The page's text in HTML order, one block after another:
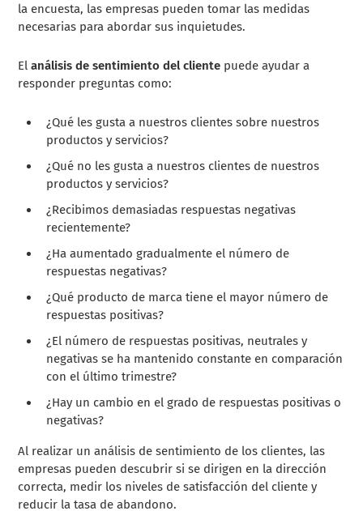
la encuesta, las empresas pueden tomar las medidas
necesarias para abordar sus inquietudes.
Elanálisis de sentimiento del cliente puede ayudar a
responder preguntas como:
¿Qué les gusta a nuestros clientes sobre nuestros
productos y servicios?
¿Qué no les gusta a nuestros clientes de nuestros
productos y servicios?
¿Recibimos demasiadas respuestas negativas
recientemente?
¿Ha aumentado gradualmente el número de
respuestas negativas?
¿Qué producto de marca tiene el mayor número de
respuestas positivas?
¿El número de respuestas positivas, neutrales y
negativas se ha mantenido constante en comparación
con el último trimestre?
¿Hay un cambio en el grado de respuestas positivas o
negativas?
Al realizar un análisis de sentimiento de los clientes, las
empresas pueden descubrir si se dirigen en la dirección
correcta, medir los niveles de satisfacción del cliente y
reducir la tasa de abandono.